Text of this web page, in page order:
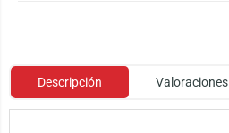
Descripción